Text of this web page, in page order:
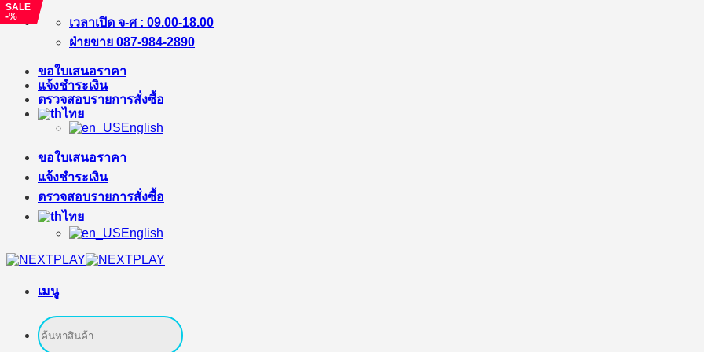
ข้าม
เนื้อหา
เวลาเปิด จ-ศ : 09.00-18.00
ฝ่ายขาย 087-984-2890
ขอใบเสนอราคา
แจ้งชำระเงิน
ตรวจสอบรายการสั่งซื้อ
ไทย
English
ขอใบเสนอราคา
แจ้งชำระเงิน
ตรวจสอบรายการสั่งซื้อ
ไทย
English
เมนู
ค้นหา:
SALE
-%
SALE
-%